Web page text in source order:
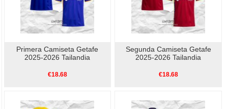
Primera Camiseta Getafe
2025-2026 Tailandia
€18.68
Segunda Camiseta Getafe
2025-2026 Tailandia
€18.68